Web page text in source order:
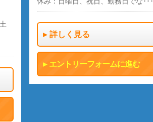
土
詳しく見る
エントリーフォームに進む